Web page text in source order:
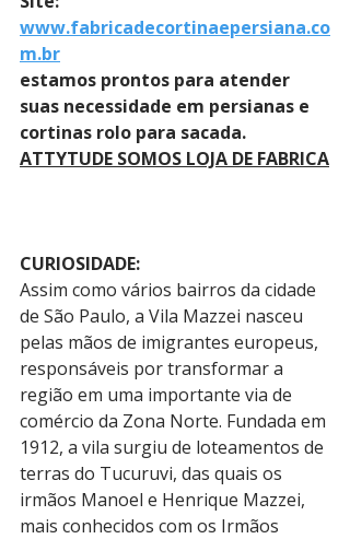
www.fabricadecortinaepersiana.co
m.br
estamos prontos para atender
suas necessidade em persianas e
cortinas rolo para sacada.
ATTYTUDE SOMOS LOJA DE FABRICA
CURIOSIDADE:
Assim como vários bairros da cidade
de São Paulo, a Vila Mazzei nasceu
pelas mãos de imigrantes europeus,
responsáveis por transformar a
região em uma importante via de
comércio da Zona Norte. Fundada em
1912, a vila surgiu de loteamentos de
terras do Tucuruvi, das quais os
irmãos Manoel e Henrique Mazzei,
mais conhecidos com os Irmãos